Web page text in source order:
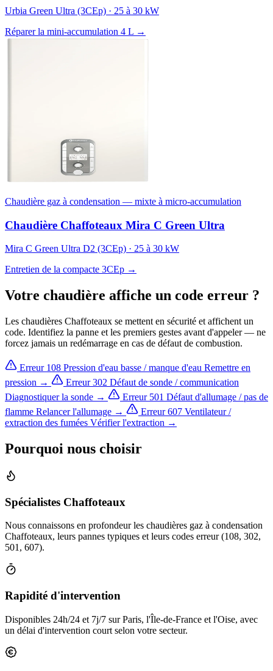
Urbia Green Ultra (3CEp) · 25 à 30 kW
Réparer la mini-accumulation 4 L →
Chaudière gaz à condensation — mixte à micro-accumulation
Chaudière Chaffoteaux Mira C Green Ultra
Mira C Green Ultra D2 (3CEp) · 25 à 30 kW
Entretien de la compacte 3CEp →
Votre chaudière affiche un code erreur ?
Les chaudières Chaffoteaux se mettent en sécurité et affichent un
code. Identifiez la panne et les premiers gestes avant d'appeler — ne
forcez jamais un redémarrage en cas de défaut de combustion.
Erreur 108 Pression d'eau basse / manque d'eau Remettre en
pression →
Erreur 302 Défaut de sonde / communication
Diagnostiquer la sonde →
Erreur 501 Défaut d'allumage / pas de
flamme Relancer l'allumage → Erreur 607 Ventilateur /
extraction des fumées Vérifier l'extraction →
Pourquoi nous choisir
Spécialistes Chaffoteaux
Nous connaissons en profondeur les chaudières gaz à condensation
Chaffoteaux, leurs pannes typiques et leurs codes erreur (108, 302,
501, 607).
Rapidité d'intervention
Disponibles 24h/24 et 7j/7 sur Paris, l'Île-de-France et l'Oise, avec
un délai d'intervention court selon votre secteur.